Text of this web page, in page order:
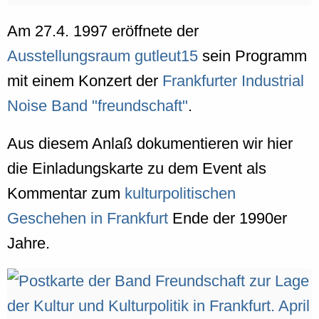
Am 27.4. 1997 eröffnete der
Ausstellungsraum gutleut15 sein Programm
mit einem Konzert der Frankfurter Industrial
Noise Band "freundschaft".
Aus diesem Anlaß dokumentieren wir hier
die Einladungskarte zu dem Event als
Kommentar zum kulturpolitischen
Geschehen in Frankfurt Ende der 1990er
Jahre.